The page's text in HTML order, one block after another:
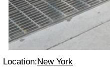
Location:New York